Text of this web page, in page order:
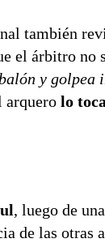
también
el árbitro
y golpea
arquero lo
, luego de
de las otras